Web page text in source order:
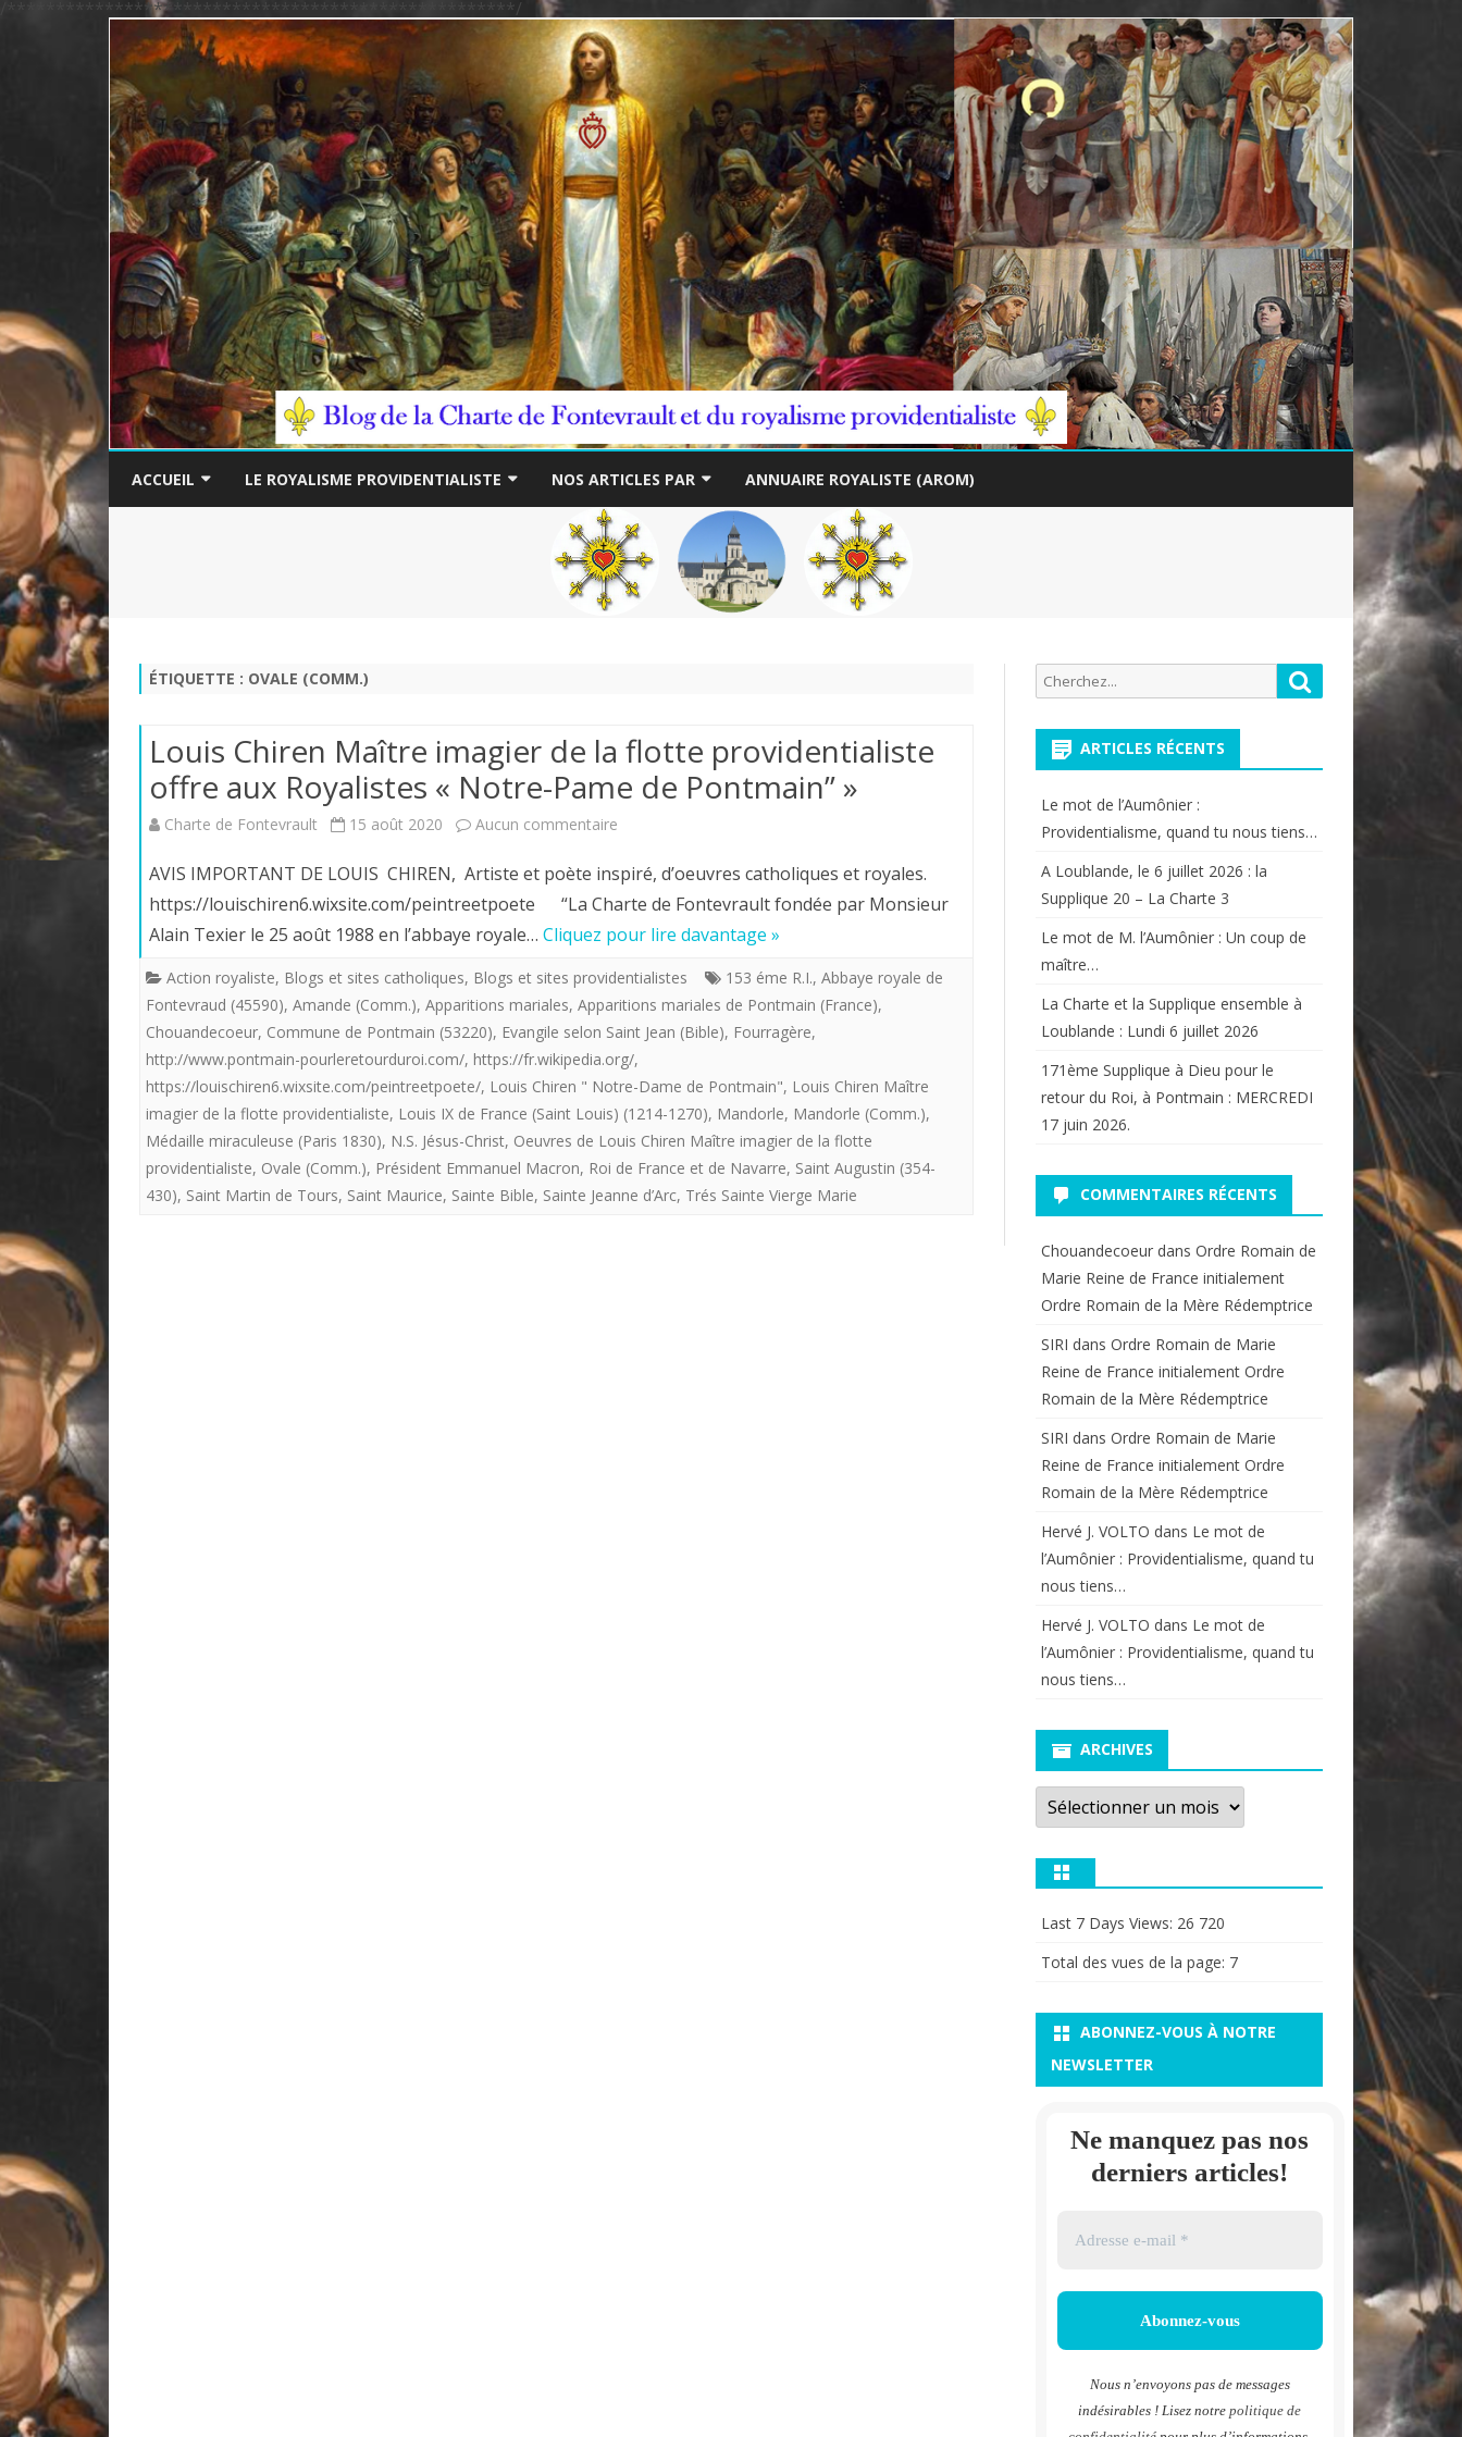
/****************************************************/
to
ACCUEIL LE ROYALISME PROVIDENTIALISTE NOS ARTICLES PAR
THÉME
AUTEUR
ANNUAIRE ROYALISTE (AROM)
ÉTIQUETTE : OVALE (COMM.)
Louis Chiren Maître imagier de la flotte providentialiste
offre aux Royalistes « Notre-Pame de Pontmain” »
Charte de Fontevrault 15 août 2020 Aucun commentaire
Chiren
Maître
imagier
de
flotte
providentialiste
offre
aux
AVIS IMPORTANT DE LOUIS CHIREN, Artiste et poète inspiré, d’oeuvres catholiques et royales.
https://louischiren6.wixsite.com/peintreetpoete “La Charte de Fontevrault fondée par Monsieur
Alain Texier le 25 août 1988 en l’abbaye royale… Cliquez pour lire davantage »
Action royaliste, Blogs et sites catholiques, Blogs et sites providentialistes 153 éme R.I., Abbaye royale de
Fontevraud (45590), Amande (Comm.), Apparitions mariales, Apparitions mariales de Pontmain (France),
Chouandecoeur, Commune de Pontmain (53220), Evangile selon Saint Jean (Bible), Fourragère,
http://www.pontmain-pourleretourduroi.com/, https://fr.wikipedia.org/,
https://louischiren6.wixsite.com/peintreetpoete/, Louis Chiren " Notre-Dame de Pontmain", Louis Chiren Maître
imagier de la flotte providentialiste, Louis IX de France (Saint Louis) (1214-1270), Mandorle, Mandorle (Comm.),
Médaille miraculeuse (Paris 1830), N.S. Jésus-Christ, Oeuvres de Louis Chiren Maître imagier de la flotte
providentialiste, Ovale (Comm.), Président Emmanuel Macron, Roi de France et de Navarre, Saint Augustin (354-
430), Saint Martin de Tours, Saint Maurice, Sainte Bible, Sainte Jeanne d’Arc, Trés Sainte Vierge Marie
Recherche
pour:
Rechercher
ARTICLES RÉCENTS
Le mot de l’Aumônier :
Providentialisme, quand tu nous tiens…
A Loublande, le 6 juillet 2026 : la
Supplique 20 – La Charte 3
Le mot de M. l’Aumônier : Un coup de
maître…
La Charte et la Supplique ensemble à
Loublande : Lundi 6 juillet 2026
171ème Supplique à Dieu pour le
retour du Roi, à Pontmain : MERCREDI
17 juin 2026.
COMMENTAIRES RÉCENTS
Chouandecoeurdans Ordre Romain de
Marie Reine de France initialement
Ordre Romain de la Mère Rédemptrice
SIRI dans Ordre Romain de Marie
Reine de France initialement Ordre
Romain de la Mère Rédemptrice
SIRI dans Ordre Romain de Marie
Reine de France initialement Ordre
Romain de la Mère Rédemptrice
Hervé J. VOLTO dans Le mot de
l’Aumônier : Providentialisme, quand tu
nous tiens…
Hervé J. VOLTO dans Le mot de
l’Aumônier : Providentialisme, quand tu
nous tiens…
ARCHIVES
Archives
Last 7 Days Views: 26 720
Total des vues de la page: 7
ABONNEZ-VOUS À NOTRE
NEWSLETTER
Ne manquez pas nos
derniers articles!
Nous n’envoyons pas de messages
indésirables ! Lisez notrepolitique de